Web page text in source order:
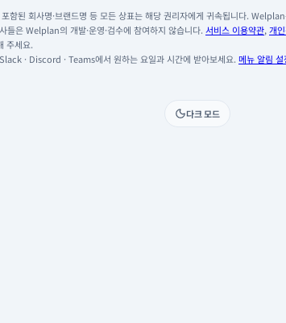
함된 회사명·브랜드명 등 모든 상표는 해당 권리자에게 귀속됩니다.
들은 Welplan의 개발·운영·검수에 참여하지 않습니다. 서비스 이용약관, 개
주세요.
· Discord · Teams에서 원하는 요일과 시간에 받아보세요. 메뉴 알림 설
다크 모드